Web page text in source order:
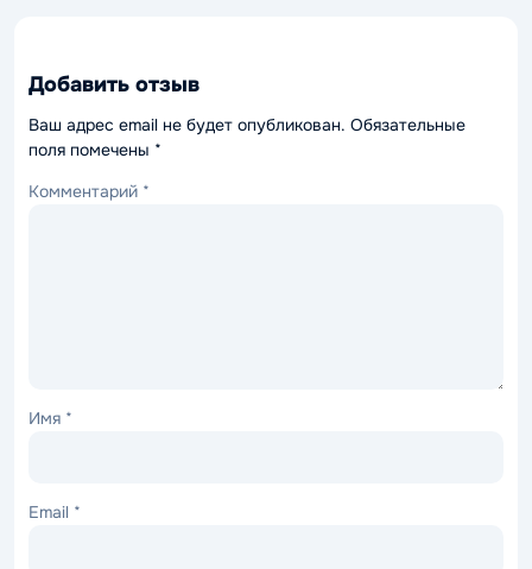
Добавить отзыв
Ваш адрес email не будет опубликован. Обязательные
поля помечены *
Комментарий *
Имя *
Email *